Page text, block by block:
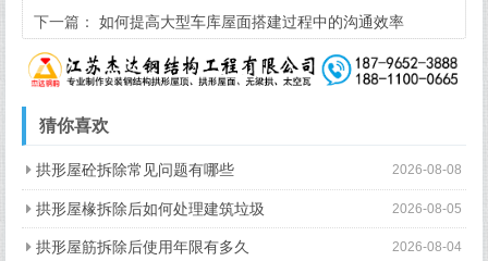
下一篇： 如何提高大型车库屋面搭建过程中的沟通效率
猜你喜欢
2026-08-08
拱形屋砼拆除常见问题有哪些
2026-08-05
拱形屋椽拆除后如何处理建筑垃圾
2026-08-04
拱形屋筋拆除后使用年限有多久